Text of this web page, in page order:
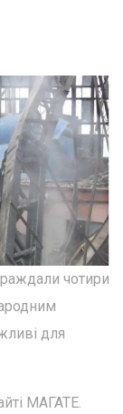
чотири
для
МАГАТЕ.